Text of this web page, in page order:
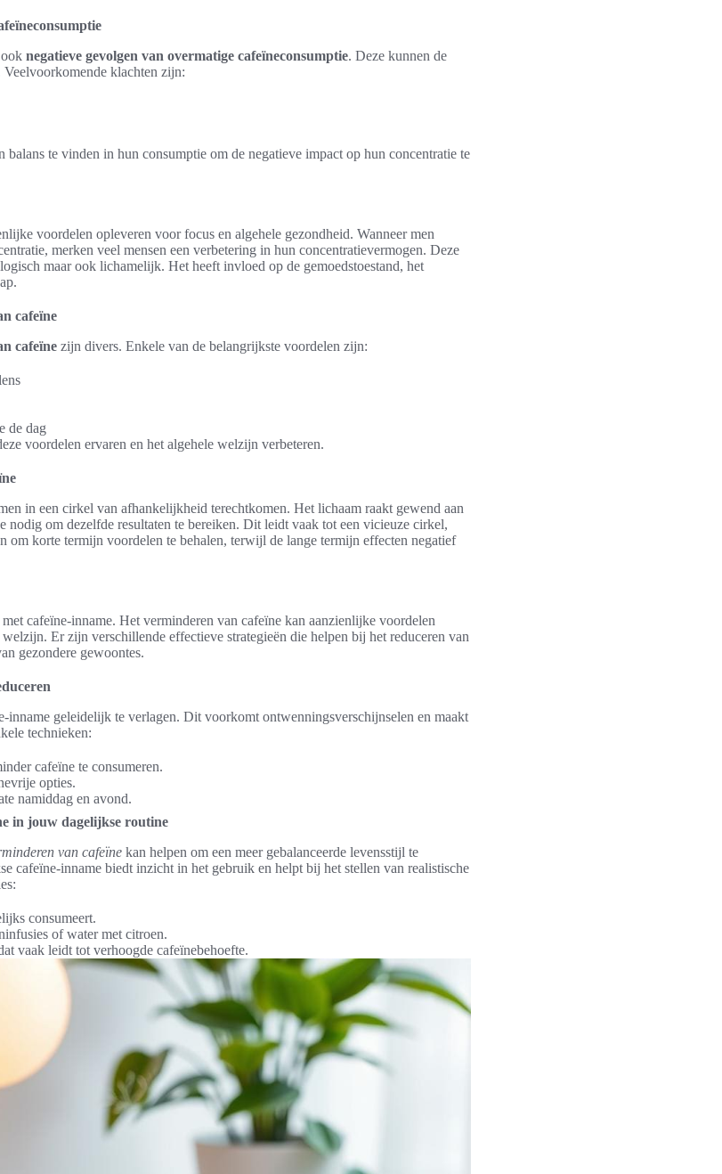
negatieve gevolgen van overmatige cafeïneconsumptie. Deze kunnen de
Veelvoorkomende klachten zijn:
te vinden in hun consumptie om de negatieve impact op hun concentratie te
voordelen opleveren voor focus en algehele gezondheid. Wanneer men
merken veel mensen een verbetering in hun concentratievermogen. Deze
maar ook lichamelijk. Het heeft invloed op de gemoedstoestand, het
cafeïne
cafeïne zijn divers. Enkele van de belangrijkste voordelen zijn:
de dag
voordelen ervaren en het algehele welzijn verbeteren.
in een cirkel van afhankelijkheid terechtkomen. Het lichaam raakt gewend aan
nodig om dezelfde resultaten te bereiken. Dit leidt vaak tot een vicieuze cirkel,
om korte termijn voordelen te behalen, terwijl de lange termijn effecten negatief
cafeïne-inname. Het verminderen van cafeïne kan aanzienlijke voordelen
Er zijn verschillende effectieve strategieën die helpen bij het reduceren van
gezondere gewoontes.
inname geleidelijk te verlagen. Dit voorkomt ontwenningsverschijnselen en maakt
technieken:
cafeïne te consumeren.
opties.
namiddag en avond.
in jouw dagelijkse routine
van cafeïne kan helpen om een meer gebalanceerde levensstijl te
cafeïne-inname biedt inzicht in het gebruik en helpt bij het stellen van realistische
consumeert.
of water met citroen.
vaak leidt tot verhoogde cafeïnebehoefte.